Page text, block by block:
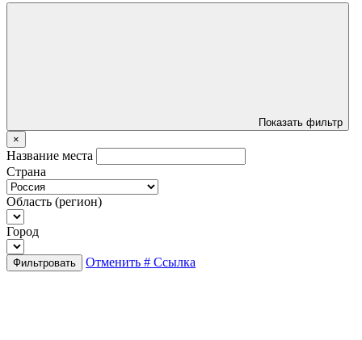
Показать фильтр
×
Название места
Страна
Область (регион)
Город
Фильтровать Отменить # Ссылка